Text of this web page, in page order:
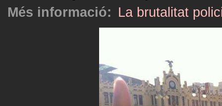
Més informació: La brutalitat